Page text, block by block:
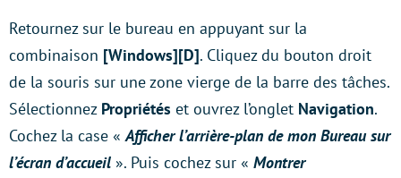
Retournez sur le bureau en appuyant sur la
combinaison [Windows][D]. Cliquez du bouton droit
de la souris sur une zone vierge de la barre des tâches.
Sélectionnez Propriétés et ouvrez l’onglet Navigation.
Cochez la case «Afficher l’arrière-plan de mon Bureau sur
l’écran d’accueil ». Puis cochez sur « Montrer